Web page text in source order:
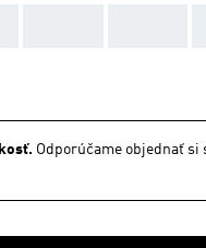
Odporúčame objednať si